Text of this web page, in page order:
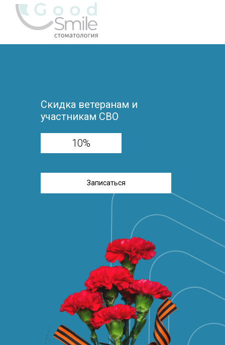
Записаться
10%
Скидка ветеранам и
участникам СВО